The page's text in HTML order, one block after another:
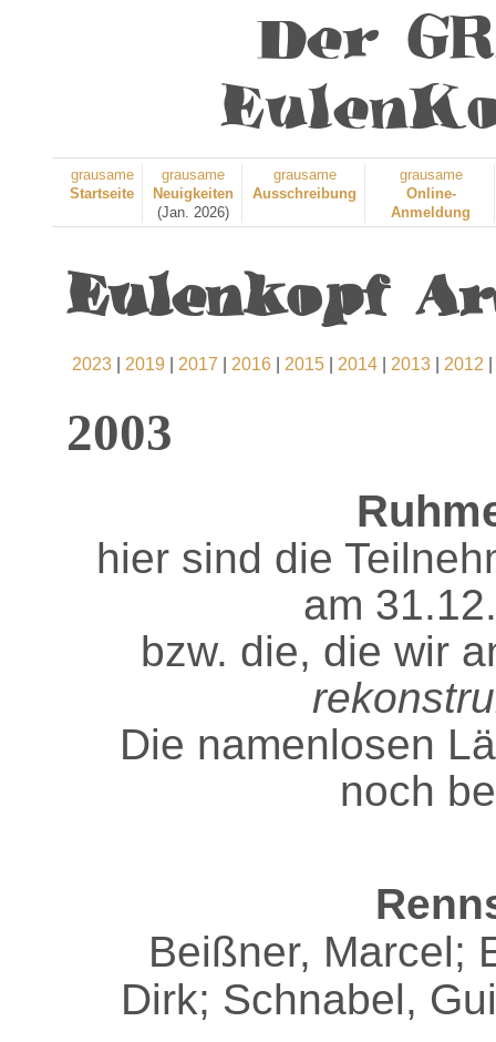
Der
grausame
Startseite
grausame
Neuigkeiten
(Jan. 2026)
grausame
Ausschreibung
grausame
Online-
Anmeldung
Eulenkopf
2023 2019 2017 2016 2015 2014 2013 2012
2003
hier sind die
am
bzw. die, die wir
Die namenlosen
noch
Beißner, Marcel;
Dirk; Schnabel,